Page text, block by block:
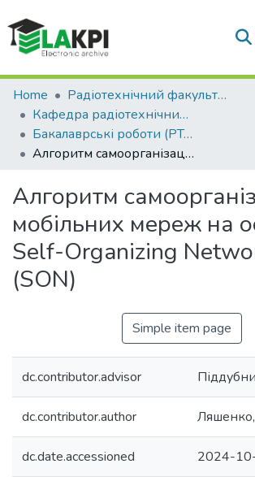
Communities & Collections
All of DSpace
Statistics
Home
Радіотехнічний факультет (РТФ)
Кафедра радіотехнічних систем (РТС)
Бакалаврські роботи (РТС)
Алгоритм самоорганізації мобільних мереж на основі Self-Organizing Networks (SON)
Алгоритм
мобільних мереж на
Self-Organizing
(SON)
Simple item page
dc.contributor.advisor
dc.contributor.author
dc.date.accessioned 2024-